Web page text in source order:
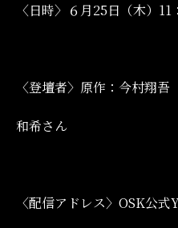
〈日時〉 ６月25日（木）
〈登壇者〉原作：今村翔
和希さん
〈配信アドレス〉OSK公